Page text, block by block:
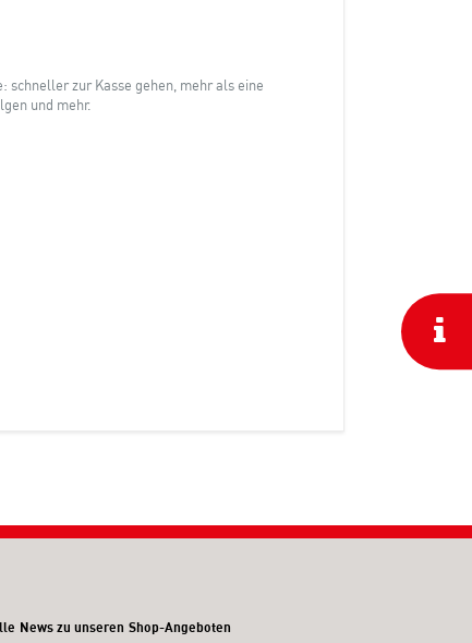
schneller zur Kasse gehen, mehr als eine
und mehr.
News zu unseren Shop-Angeboten